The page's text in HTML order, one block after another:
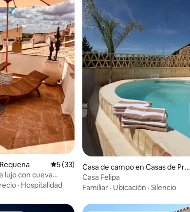
3 reseñas
Calificación promedio: 5 de 5, 33 reseñas
5 (33)
lujo con cueva
· Hospitalidad
Casa de campo en Casas de Prad
as
Casa Felipa
Familiar · Ubicación · Silencio